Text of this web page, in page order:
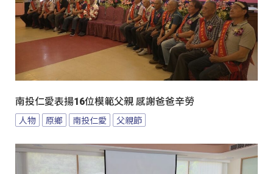
南投仁愛表揚16位模範父親 感謝爸爸辛勞
人物 原鄉 南投仁愛 父親節